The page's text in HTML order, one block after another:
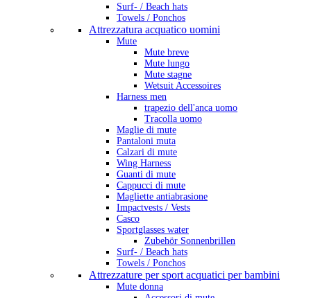
Surf- / Beach hats
Towels / Ponchos
Attrezzatura acquatico uomini
Mute
Mute breve
Mute lungo
Mute stagne
Wetsuit Accessoires
Harness men
trapezio dell'anca uomo
Tracolla uomo
Maglie di mute
Pantaloni muta
Calzari di mute
Wing Harness
Guanti di mute
Cappucci di mute
Magliette antiabrasione
Impactvests / Vests
Casco
Sportglasses water
Zubehör Sonnenbrillen
Surf- / Beach hats
Towels / Ponchos
Attrezzature per sport acquatici per bambini
Mute donna